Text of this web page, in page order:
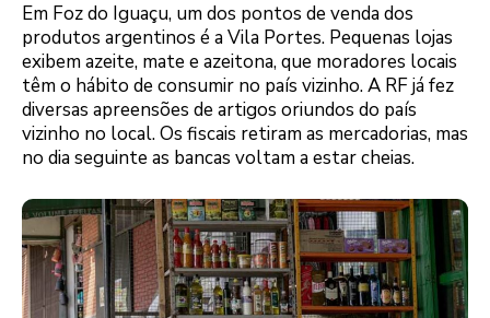
Em Foz do Iguaçu, um dos pontos de venda dos
produtos argentinos é a Vila Portes. Pequenas lojas
exibem azeite, mate e azeitona, que moradores locais
têm o hábito de consumir no país vizinho. A RF já fez
diversas apreensões de artigos oriundos do país
vizinho no local. Os fiscais retiram as mercadorias, mas
no dia seguinte as bancas voltam a estar cheias.